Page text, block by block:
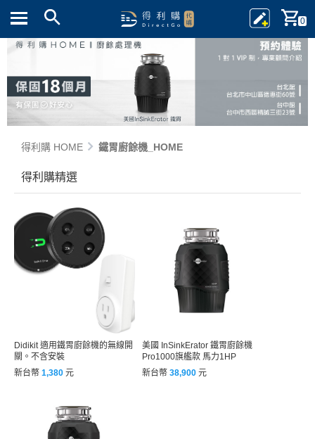
0
得利購 HOME 鐵胃廚餘機_HOME
得利購精選
Didikit 適用鐵胃廚餘機的無線開
關。不含安裝
新台幣 1,380 元
美國 InSinkErator 鐵胃廚餘機
Pro1000旗艦款 馬力1HP
新台幣 38,900 元